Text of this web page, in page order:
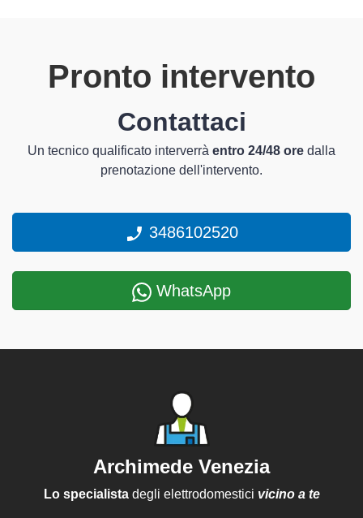
Pronto intervento
Contattaci
Un tecnico qualificato interverrà entro 24/48 ore dalla
prenotazione dell'intervento.
3486102520
WhatsApp
Archimede Venezia
Lo specialistadegli elettrodomestici vicino a te